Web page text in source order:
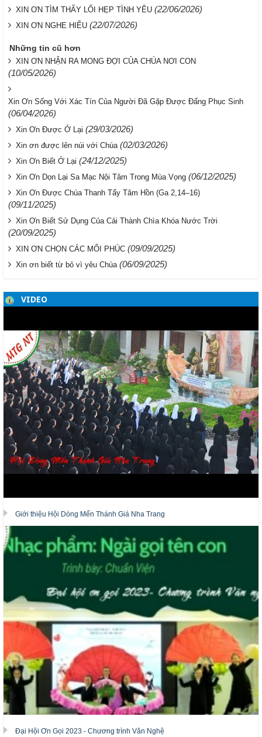
XIN ƠN TÌM THẤY LỐI HẸP TÌNH YÊU (22/06/2026)
XIN ƠN NGHE HIỂU (22/07/2026)
Những tin cũ hơn
XIN ƠN NHẬN RA MONG ĐỢI CỦA CHÚA NƠI CON
(10/05/2026)
Xin Ơn Sống Với Xác Tín Của Người Đã Gặp Được Đấng Phục Sinh
(06/04/2026)
Xin Ơn Được Ở Lại (29/03/2026)
Xin ơn được lên núi với Chúa (02/03/2026)
Xin Ơn Biết Ở Lại (24/12/2025)
Xin Ơn Dọn Lại Sa Mạc Nội Tâm Trong Mùa Vọng (06/12/2025)
Xin Ơn Được Chúa Thanh Tẩy Tâm Hồn (Ga 2,14–16)
(09/11/2025)
Xin Ơn Biết Sử Dụng Của Cải Thành Chìa Khóa Nước Trời
(20/09/2025)
XIN ƠN CHỌN CÁC MỐI PHÚC (09/09/2025)
Xin ơn biết từ bỏ vì yêu Chúa (06/09/2025)
VIDEO
Giới thiệu Hội Dòng Mến Thánh Giá Nha Trang
Đại Hội Ơn Gọi 2023 - Chương trình Văn Nghệ